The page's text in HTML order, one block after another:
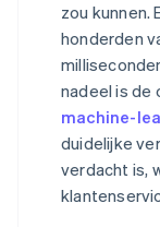
zou kunnen.
honderden
nadeel is de
machine-
duidelijke
verdacht is,